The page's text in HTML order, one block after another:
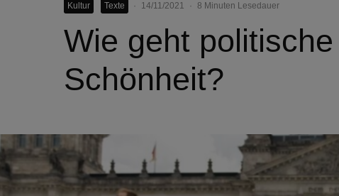
Kultur Texte · 14/11/2021 · 8 Minuten Lesedauer
Wie geht politische
Schönheit?